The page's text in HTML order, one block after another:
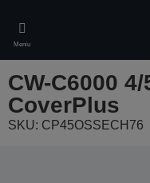
main
content
Meniu
CW-C6000
CoverPlus
SKU: CP45OSSECH76